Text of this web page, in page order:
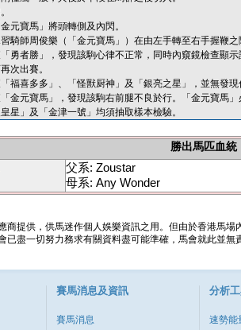
元寶馬」將頭轉側及內閃。
騎師周俊樂（「金元寶馬」）在由左手轉至右手握鞭
勇者勝」，發現該駒心律不正常，同時內窺鏡檢查顯
次出賽。
福喜多多」、「怪獸厨神」及「銀亮之星」，並無發
金元寶馬」，發現該駒右前腿不良於行。「金元寶馬
星」及「金津一號」均須抽取樣本檢驗。
勝出馬匹血統
父系: Zoustar
母系: Any Wonder
商提供，供馬迷作個人娛樂資訊之用。但由於香港馬
已盡一切努力務求有關資料盡可能準確，馬會就此並
賽馬消息及資訊
賽馬消息
分析
速勢能